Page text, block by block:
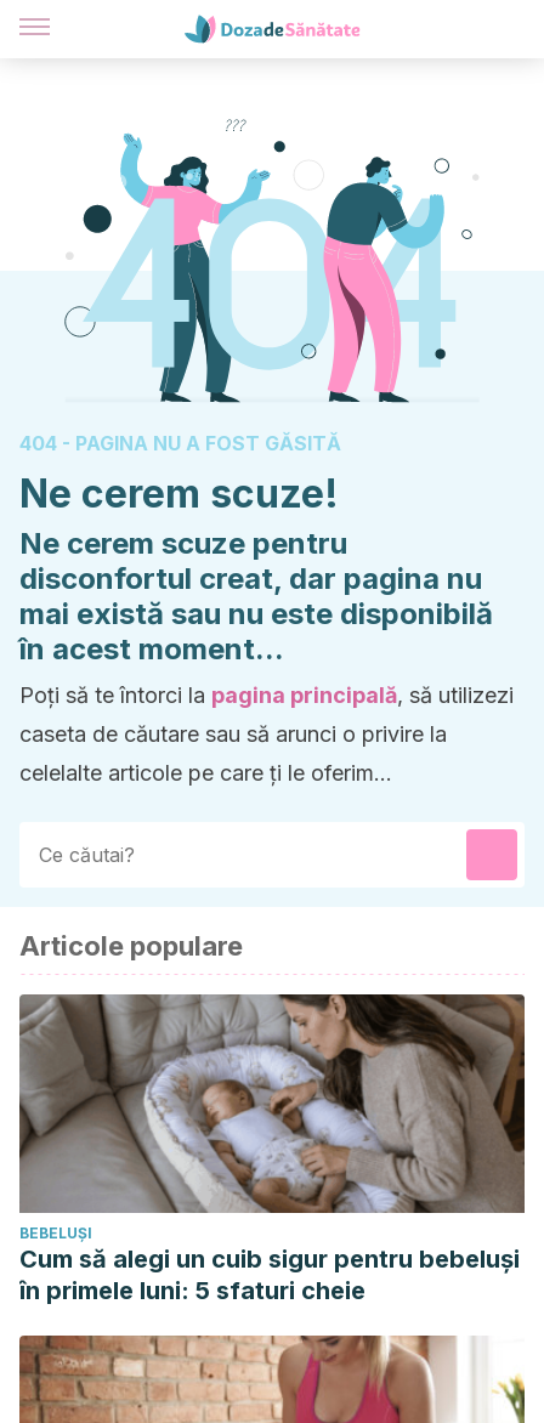
404 - PAGINA NU A FOST GĂSITĂ
Ne cerem scuze!
Ne cerem scuze pentru
disconfortul creat, dar pagina nu
mai există sau nu este disponibilă
în acest moment...
Poți să te întorci la pagina principală, să utilizezi
caseta de căutare sau să arunci o privire la
celelalte articole pe care ți le oferim...
Articole populare
BEBELUȘI
Cum să alegi un cuib sigur pentru bebeluși
în primele luni: 5 sfaturi cheie